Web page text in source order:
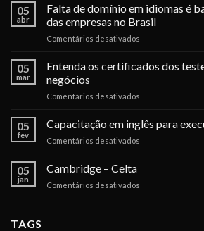
05
abr
Falta de domínio em idiomas é
das empresas no Brasil
Comentários desativados
de
domínio
barreira
05
mar
Entenda os certificados dos
negócios
Comentários desativados
os
certificados
05
fev
Capacitação em inglês para
Comentários desativados
05
jan
Cambridge – Celta
Comentários desativados
TAGS